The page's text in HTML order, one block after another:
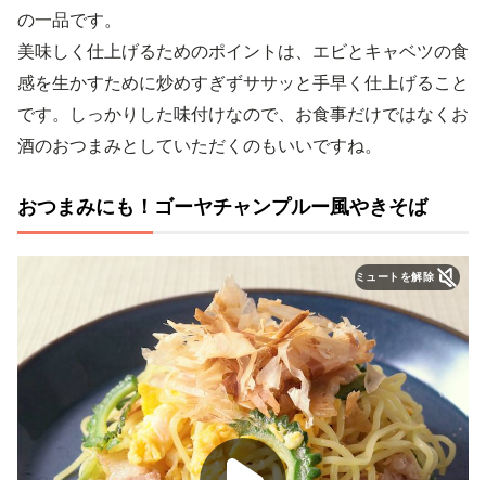
の一品です。
美味しく仕上げるためのポイントは、エビとキャベツの食
感を生かすために炒めすぎずササッと手早く仕上げること
です。しっかりした味付けなので、お食事だけではなくお
酒のおつまみとしていただくのもいいですね。
おつまみにも！ゴーヤチャンプルー風やきそば
ミュートを解除